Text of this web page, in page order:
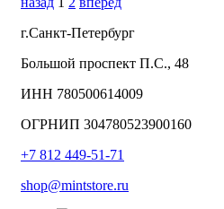
г.Санкт-Петербург
Большой проспект П.С., 48
ИНН 780500614009
ОГРНИП 304780523900160
+7 812 449-51-71
shop@mintstore.ru